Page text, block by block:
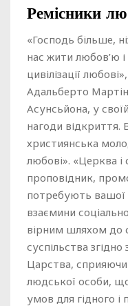
Ремісники
«Господь більше,
нас жити любов’ю
цивілізації
Адальберто
Асунсьйона, у
нагоди відкриття.
християнська
любові». «Церква і
проповідник,
потребують вашої
взаємини
вірним шляхом до
суспільства
Царства, сприяючи
людської особи,
умов для гідного і